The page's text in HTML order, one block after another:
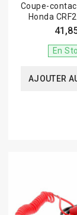
Coupe-
Honda
En
AJOUTER